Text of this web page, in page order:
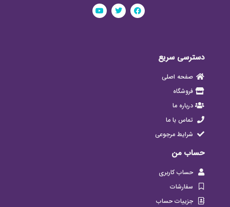
دسترسی سریع
صفحه اصلی
فروشگاه
درباره ما
تماس با ما
شرایط مرجوعی
حساب من
حساب کاربری
سفارشات
جزییات حساب